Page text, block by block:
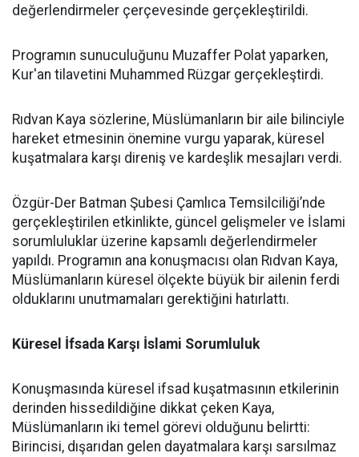
değerlendirmeler çerçevesinde gerçekleştirildi.
Programın sunuculuğunu Muzaffer Polat yaparken,
Kur'an tilavetini Muhammed Rüzgar gerçekleştirdi.
Rıdvan Kaya sözlerine, Müslümanların bir aile bilinciyle
hareket etmesinin önemine vurgu yaparak, küresel
kuşatmalara karşı direniş ve kardeşlik mesajları verdi.
Özgür-Der Batman Şubesi Çamlıca Temsilciliği’nde
gerçekleştirilen etkinlikte, güncel gelişmeler ve İslami
sorumluluklar üzerine kapsamlı değerlendirmeler
yapıldı. Programın ana konuşmacısı olan Rıdvan Kaya,
Müslümanların küresel ölçekte büyük bir ailenin ferdi
olduklarını unutmamaları gerektiğini hatırlattı.
Küresel İfsada Karşı İslami Sorumluluk
Konuşmasında küresel ifsad kuşatmasının etkilerinin
derinden hissedildiğine dikkat çeken Kaya,
Müslümanların iki temel görevi olduğunu belirtti:
Birincisi, dışarıdan gelen dayatmalara karşı sarsılmaz